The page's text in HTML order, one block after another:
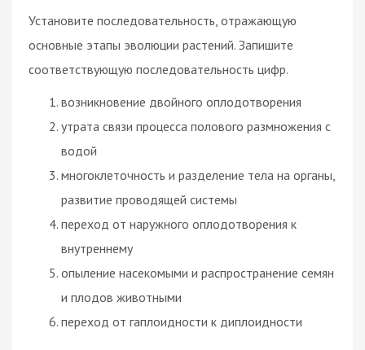
Установите последовательность, отражающую
основные этапы эволюции растений. Запишите
соответствующую последовательность цифр.
возникновение двойного оплодотворения
утрата связи процесса полового размножения с
водой
многоклеточность и разделение тела на органы,
развитие проводящей системы
переход от наружного оплодотворения к
внутреннему
опыление насекомыми и распространение семян
и плодов животными
переход от гаплоидности к диплоидности